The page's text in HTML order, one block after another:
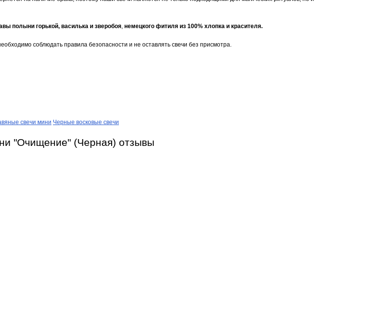
полыни горькой, василька и зверобоя, немецкого фитиля из 100% хлопка и красителя.
соблюдать правила безопасности и не оставлять свечи без присмотра.
свечи мини Черные восковые свечи
"Очищение" (Черная) отзывы